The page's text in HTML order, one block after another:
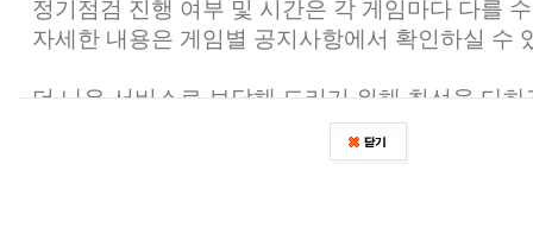
정기점검 진행 여부 및 시간은 각 게임마다 다를
자세한 내용은 게임별 공지사항에서 확인하실 수
더 나은 서비스로 보답해 드리기 위해 최선을 다하